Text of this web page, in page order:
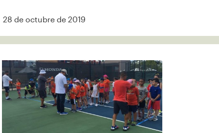
28 de octubre de 2019